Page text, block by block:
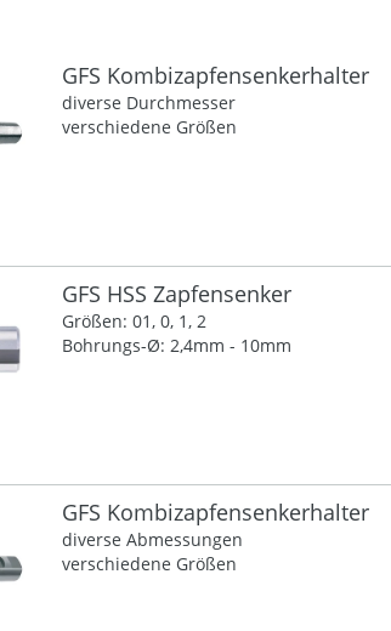
GFS Kombizapfensenkerhalter
diverse Durchmesser
verschiedene Größen
GFS HSS Zapfensenker
Größen: 01, 0, 1, 2
Bohrungs-Ø: 2,4mm - 10mm
GFS Kombizapfensenkerhalter
diverse Abmessungen
verschiedene Größen